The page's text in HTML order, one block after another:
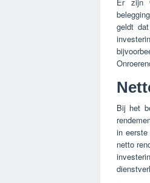
geldt
Bij het
in
netto